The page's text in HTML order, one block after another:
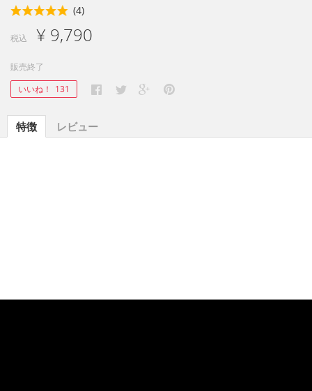
(4)
税込 ¥ 9,790
販売終了
いいね！
131
特徴 レビュー